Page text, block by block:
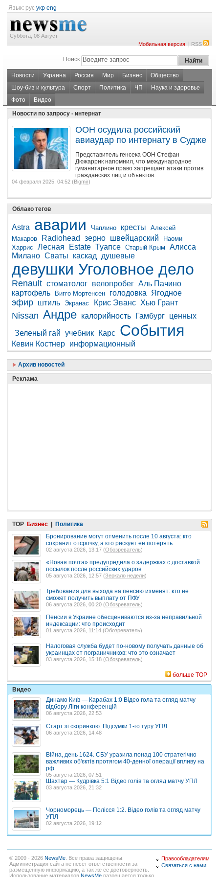
Язык: рус укр eng
Суббота, 08 Август
Мобильная версия|RSS
Поиск
Новости Украина Россия Мир Бизнес
Общество
Шоу-биз и культура
Спорт Политика ЧП
Наука и здоровье
Фото
Видео
Новости по запросу - интернат
ООН осудила российский
авиаудар по интернату в Судже
Представитель генсека ООН Стефан
Дюжаррик напомнил, что международное
гуманитарное право запрещает атаки против
гражданских лиц и объектов.
04 февраля 2025, 04:52 (Bigmir)
Облако тегов
Astra аварии Чаплино кресты
Алексей
Макаров
Radiohead зерно швейцарский
Наоми
Харрис
Лесная Estate Туапсе Старый Крым
Алисса
Милано Сваты каскад душевые
девушки Уголовное дело
Renault стоматолог велопробег Аль Пачино
картофель
Вигго Мортенсен голодовка Ягодное
эфир штиль Экранас Крис Эванс Хью Грант
Nissan Андре калорийность Гамбург ценных
Зеленый гай учебник Карс События
Кевин Костнер информационный
Архив новостей
Реклама
TOP Бизнес | Политика
Бронирование могут отменить после 10 августа: кто
сохранит отсрочку, а кто рискует её потерять
02 августа 2026, 13:17 (Обозреватель)
«Новая почта» предупредила о задержках с доставкой
посылок после российских ударов
05 августа 2026, 12:57 (Зеркало недели)
Требования для выхода на пенсию изменят: кто не
сможет получить выплату от ПФУ
06 августа 2026, 00:20 (Обозреватель)
Пенсии в Украине обесцениваются из-за неправильной
индексации: что происходит
01 августа 2026, 11:14 (Обозреватель)
Налоговая служба будет по-новому получать данные об
украинцах от пограничников: что это означает
03 августа 2026, 15:18 (Обозреватель)
больше TOP
Видео
Динамо Київ — Карабах 1:0 Відео гола та огляд матчу
відбору Ліги конференцій
06 августа 2026, 22:53
Старт зі скоринкою. Підсумки 1-го туру УПЛ
06 августа 2026, 14:48
Війна, день 1624. СБУ уразила понад 100 стратегічно
важливих об'єктів протягом 40-денної операції впливу на
рф
05 августа 2026, 07:51
Шахтар — Кудрівка 5:1 Відео голів та огляд матчу УПЛ
03 августа 2026, 21:32
Чорноморець — Полісся 1:2. Відео голів та огляд матчу
УПЛ
02 августа 2026, 19:12
© 2009 - 2026 NewsMe . Все права защищены.
Администрация сайта не несёт ответственности за
размещённую информацию, а так же ее достоверность.
Использование материалов NewsMe разрешается только
Правообладателям
Связаться с нами